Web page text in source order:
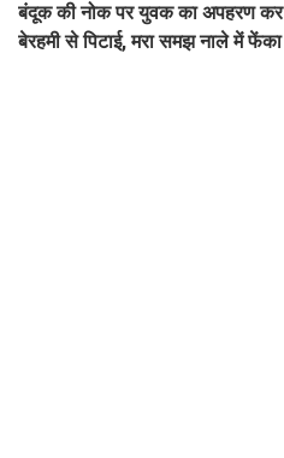
बंदूक की नोक पर युवक का अपहरण कर
बेरहमी से पिटाई, मरा समझ नाले में फेंका